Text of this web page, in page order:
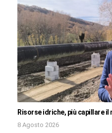
Risorse idriche, più capillare
8 Agosto 2026